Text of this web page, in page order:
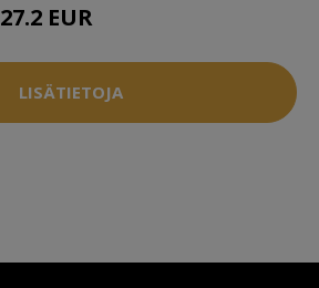
27.2 EUR
LISÄTIETOJA